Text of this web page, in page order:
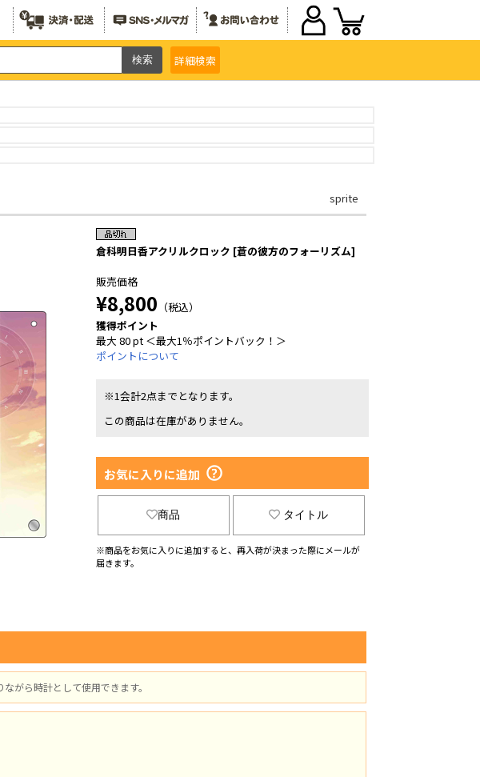
詳細検索
sprite
倉科明日香アクリルクロック [蒼の彼方のフォーリズム]
販売価格
¥8,800 （税込）
獲得ポイント
最大 80 pt ＜最大1％ポイントバック！＞
ポイントについて
※1会計2点までとなります。
この商品は在庫がありません。
お気に入りに追加
商品 タイトル
※商品をお気に入りに追加すると、再入荷が決まった際にメールが
届きます。
がら時計として使用できます。